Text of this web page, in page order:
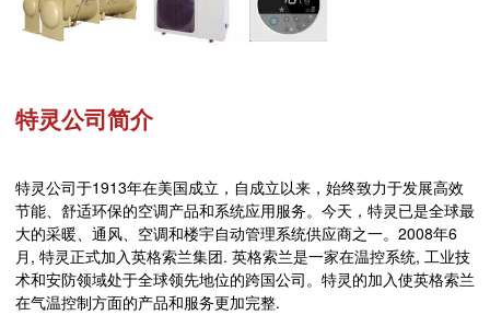
特灵公司简介
特灵公司于1913年在美国成立，自成立以来，始终致力于发展高效
节能、舒适环保的空调产品和系统应用服务。今天，特灵已是全球最
大的采暖、通风、空调和楼宇自动管理系统供应商之一。2008年6
月, 特灵正式加入英格索兰集团. 英格索兰是一家在温控系统, 工业技
术和安防领域处于全球领先地位的跨国公司。特灵的加入使英格索兰
在气温控制方面的产品和服务更加完整.